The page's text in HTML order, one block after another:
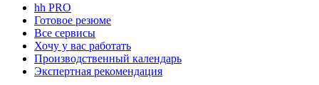
hh PRO
Готовое резюме
Все сервисы
Хочу у вас работать
Производственный календарь
Экспертная рекомендация